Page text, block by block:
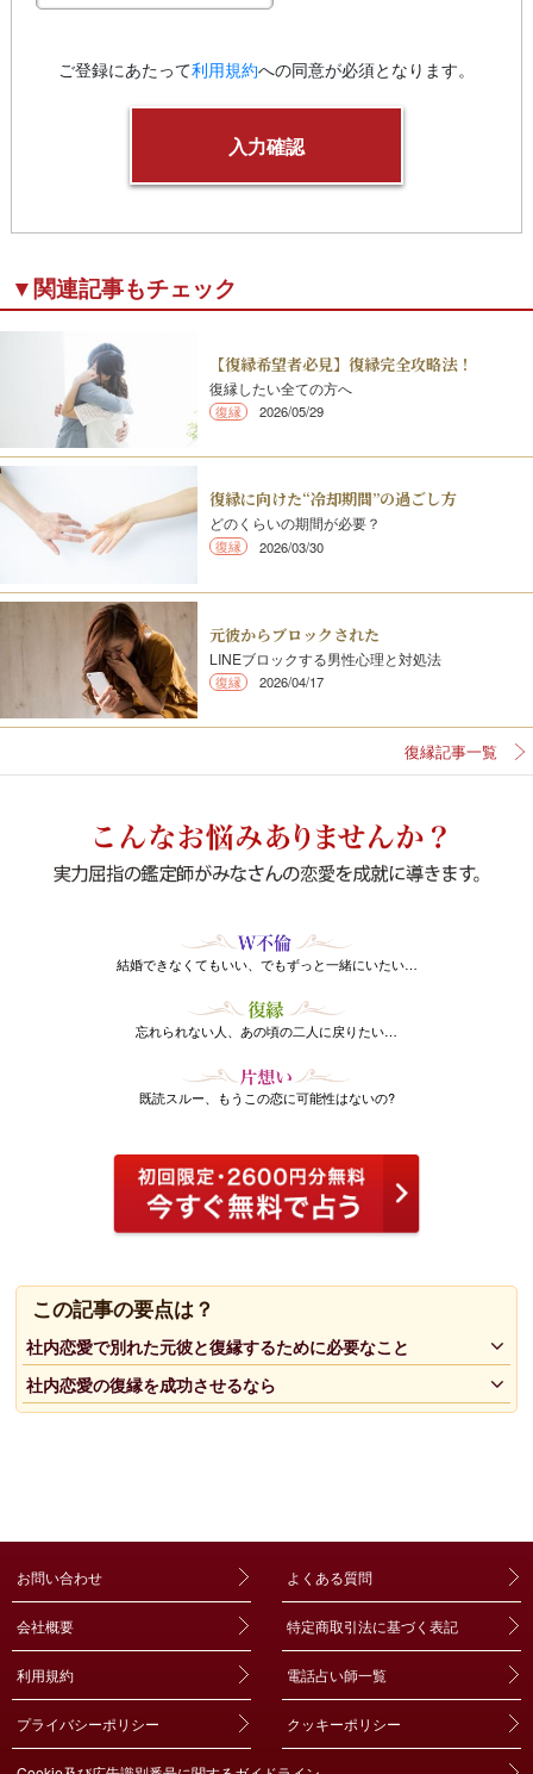
ご登録にあたって利用規約への同意が必須となります。
▼関連記事もチェック
【復縁希望者必見】復縁完全攻略法！
復縁したい全ての方へ
復縁 2026/05/29
復縁に向けた“冷却期間”の過ごし方
どのくらいの期間が必要？
復縁 2026/03/30
元彼からブロックされた
LINEブロックする男性心理と対処法
復縁 2026/04/17
復縁記事一覧
結婚できなくてもいい、でもずっと一緒にいたい…
忘れられない人、あの頃の二人に戻りたい…
既読スルー、もうこの恋に可能性はないの?
この記事の要点は？
社内恋愛で別れた元彼と復縁するために必要なこと
社内恋愛の復縁を成功させるなら
お問い合わせ よくある質問
会社概要 特定商取引法に基づく表記
利用規約 電話占い師一覧
プライバシーポリシー クッキーポリシー